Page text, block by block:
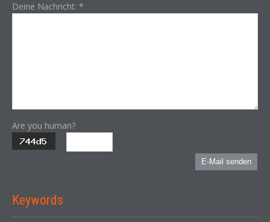
Deine Nachricht: *
Are you human?
E-Mail senden
Keywords